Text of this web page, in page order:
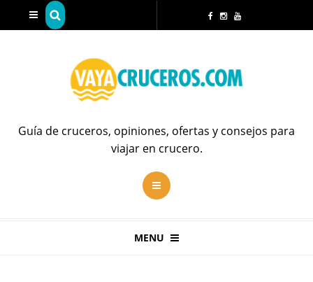
Guía de cruceros, opiniones, ofertas y consejos para
viajar en crucero.
MENU